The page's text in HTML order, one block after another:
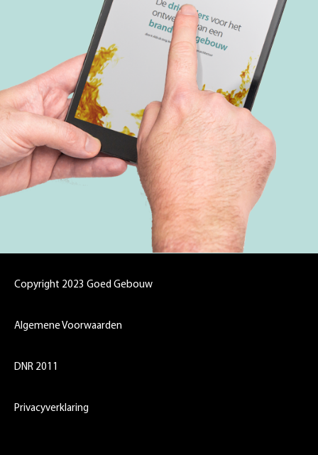
Copyright 2023 Goed Gebouw
Algemene Voorwaarden
DNR 2011
Privacyverklaring